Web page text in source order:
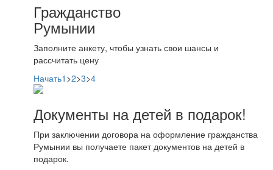
Гражданство
Румынии
Заполните анкету, чтобы узнать свои шансы и
рассчитать цену
Начать1 >2>3>4
Документы на детей в подарок!
При заключении договора на оформление гражданства
Румынии вы получаете пакет документов на детей в
подарок.